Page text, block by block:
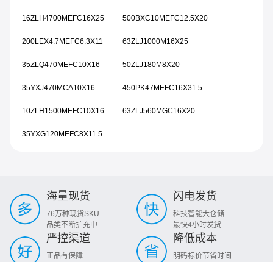
16ZLH4700MEFC16X25 500BXC10MEFC12.5X20
200LEX4.7MEFC6.3X11 63ZLJ1000M16X25
35ZLQ470MEFC10X16 50ZLJ180M8X20
35YXJ470MCA10X16 450PK47MEFC16X31.5
10ZLH1500MEFC10X16 63ZLJ560MGC16X20
35YXG120MEFC8X11.5
海量现货
76万种现货SKU
品类不断扩充中
闪电发货
科技智能大仓储
最快4小时发货
严控渠道
正品有保障
降低成本
明码标价节省时间